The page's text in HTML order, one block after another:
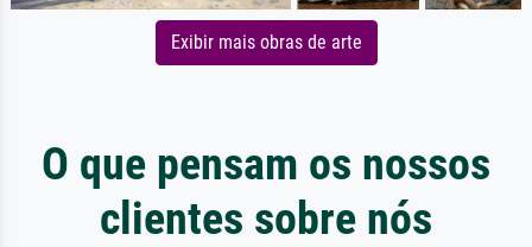
Exibir mais obras de arte
O que pensam os nossos
clientes sobre nós